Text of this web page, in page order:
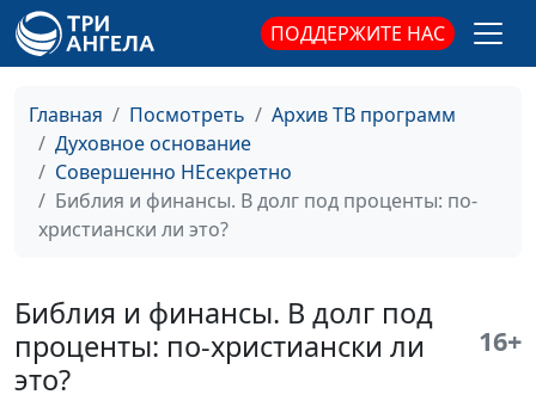
ПОДДЕРЖИТЕ НАС
Главная Посмотреть
Архив ТВ программ
Духовное основание
Совершенно НЕсекретно
Библия и финансы. В долг под проценты: по-
христиански ли это?
Библия и финансы. В долг под
проценты: по-христиански ли
это?
16+
бизнесмен
Роскошь: зачем она
нам?
священнослужитель,
священнослужитель;
Роман Маринин,
Библия и финансы.
Христианство и
честный бизнес
Андрей Юнак,
священнослужитель,
#19